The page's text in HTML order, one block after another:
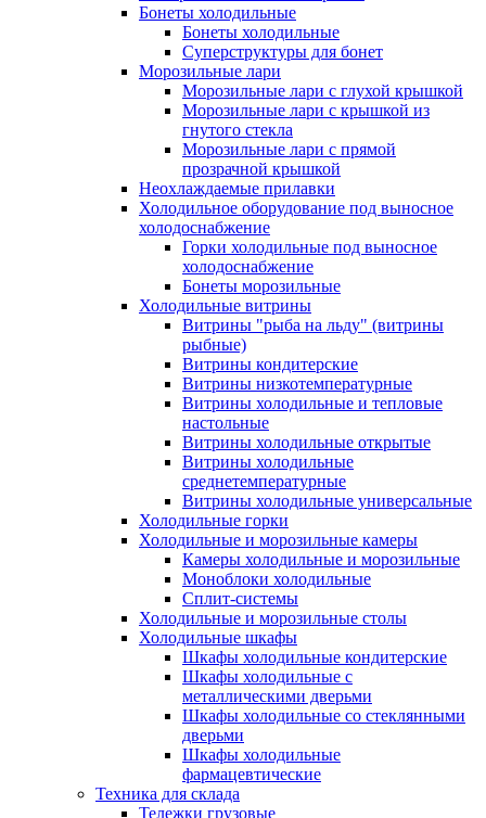
Бонеты холодильные
Бонеты холодильные
Суперструктуры для бонет
Морозильные лари
Морозильные лари с глухой крышкой
Морозильные лари с крышкой из
гнутого стекла
Морозильные лари с прямой
прозрачной крышкой
Неохлаждаемые прилавки
Холодильное оборудование под выносное
холодоснабжение
Горки холодильные под выносное
холодоснабжение
Бонеты морозильные
Холодильные витрины
Витрины "рыба на льду" (витрины
рыбные)
Витрины кондитерские
Витрины низкотемпературные
Витрины холодильные и тепловые
настольные
Витрины холодильные открытые
Витрины холодильные
среднетемпературные
Витрины холодильные универсальные
Холодильные горки
Холодильные и морозильные камеры
Камеры холодильные и морозильные
Моноблоки холодильные
Сплит-системы
Холодильные и морозильные столы
Холодильные шкафы
Шкафы холодильные кондитерские
Шкафы холодильные с
металлическими дверьми
Шкафы холодильные со стеклянными
дверьми
Шкафы холодильные
фармацевтические
Техника для склада
Тележки грузовые